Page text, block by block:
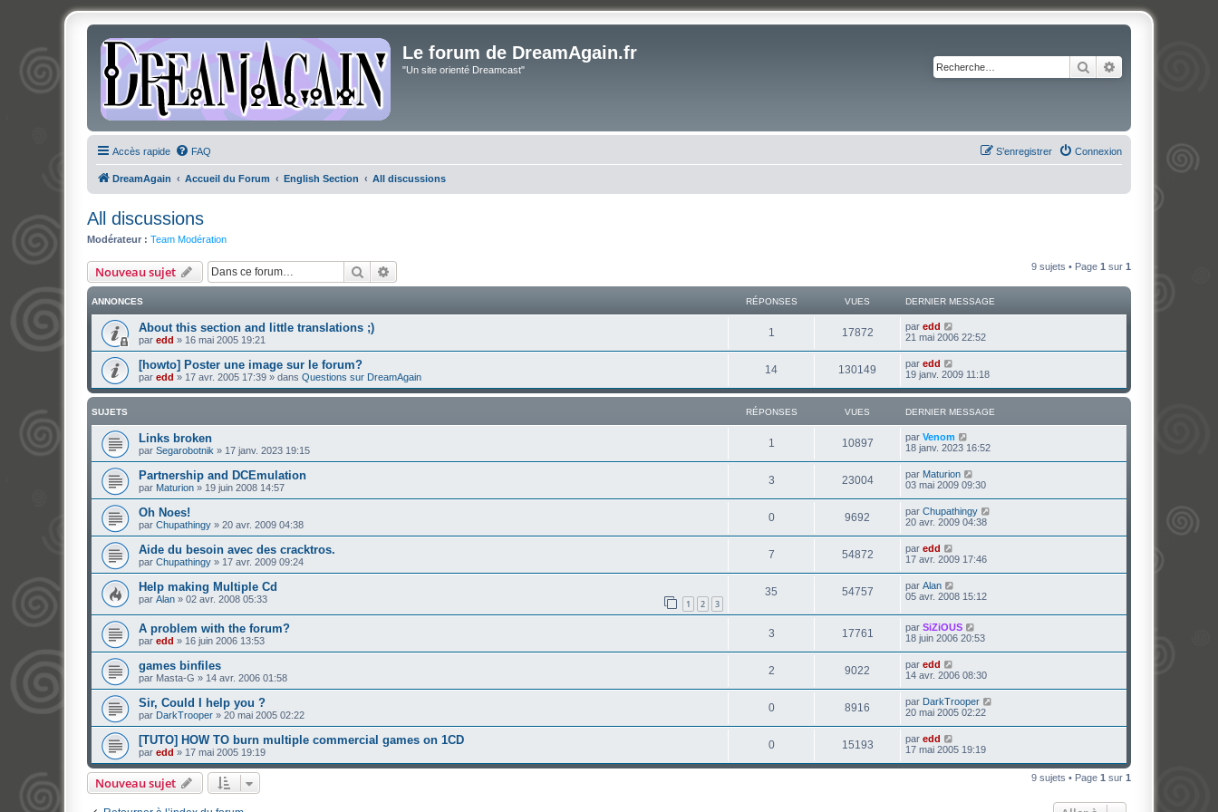
Le forum de DreamAgain.fr
"Un site orienté Dreamcast" Rechercher
Accès rapide FAQ Connexion
S’enregistrer
DreamAgain Accueil du Forum English Section All discussions
All discussions
Modérateur : Team Modération
Nouveau sujet Rechercher 9 sujets • Page 1 sur 1
ANNONCES RÉPONSES VUES DERNIER MESSAGE
About this section and little translations ;)
par edd » 16 mai 2005 19:21
1 17872 par edd
21 mai 2006 22:52
[howto] Poster une image sur le forum?
par edd » 17 avr. 2005 17:39 » dans Questions sur DreamAgain
14 130149 par edd
19 janv. 2009 11:18
SUJETS RÉPONSES VUES DERNIER MESSAGE
Links broken
par Segarobotnik » 17 janv. 2023 19:15
1 10897 par Venom
18 janv. 2023 16:52
Partnership and DCEmulation
par Maturion » 19 juin 2008 14:57
3 23004 par Maturion
03 mai 2009 09:30
Oh Noes!
par Chupathingy » 20 avr. 2009 04:38
0 9692 par Chupathingy
20 avr. 2009 04:38
Aide du besoin avec des cracktros.
par Chupathingy » 17 avr. 2009 09:24
7 54872 par edd
17 avr. 2009 17:46
Help making Multiple Cd
par Alan » 02 avr. 2008 05:33 1 2 3
35 54757 par Alan
05 avr. 2008 15:12
A problem with the forum?
par edd » 16 juin 2006 13:53
3 17761 par SiZiOUS
18 juin 2006 20:53
games binfiles
par Masta-G » 14 avr. 2006 01:58
2 9022 par edd
14 avr. 2006 08:30
Sir, Could I help you ?
par DarkTrooper » 20 mai 2005 02:22
0 8916 par DarkTrooper
20 mai 2005 02:22
[TUTO] HOW TO burn multiple commercial games on 1CD
par edd » 17 mai 2005 19:19
0 15193 par edd
17 mai 2005 19:19
Nouveau sujet 9 sujets • Page 1 sur 1